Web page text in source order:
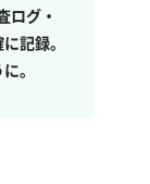
グ・
記録。
。